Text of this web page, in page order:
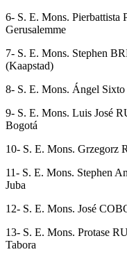
6- S. E. Mons.
Gerusalemme
7- S. E. Mons. Stephen
(Kaapstad)
8- S. E. Mons. Ángel
9- S. E. Mons. Luis José
Bogotá
10- S. E. Mons. Grzegorz
11- S. E. Mons. Stephen
Juba
12- S. E. Mons. José
13- S. E. Mons. Protase
Tabora